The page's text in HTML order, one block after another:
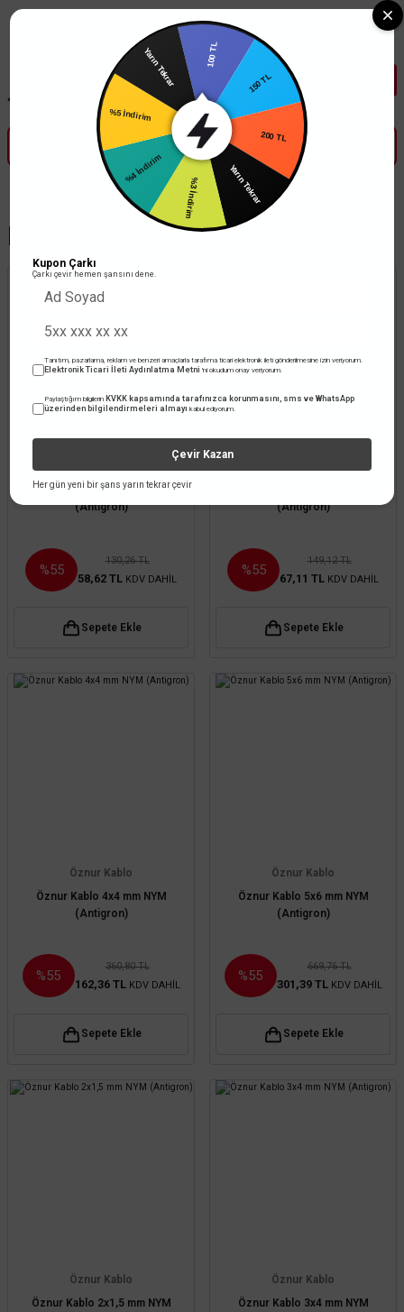
Tüm Banka Kartlarına Vade Farksız 3-5 Taksit Fırsatı Mailorder ile
Enerji Kablosu
Öznur Kablo 2x2,5 mm NYM
(Antigron)
%55
130,26 TL
58,62 TL KDV DAHİL
Sepete Ekle
(Antigron)
%55
149,12 TL
67,11 TL KDV DAHİL
Sepete Ekle
Öznur Kablo
Öznur Kablo 4x4 mm NYM
(Antigron)
%55
360,80 TL
162,36 TL KDV DAHİL
Sepete Ekle
Öznur Kablo
Öznur Kablo 5x6 mm NYM
(Antigron)
%55
669,76 TL
301,39 TL KDV DAHİL
Sepete Ekle
Öznur Kablo
Öznur Kablo 2x1,5 mm NYM
Öznur Kablo
Öznur Kablo 3x4 mm NYM
100 TL
150 TL
200 TL
Yarın Tekrar
%3 İndirim
%4 İndirim
%5 İndirim
Yarın Tekrar
Kupon Çarkı
Çarkı çevir hemen şansını dene.
Tanıtım, pazarlama, reklam ve benzeri amaçlarla tarafıma ticari elektronik ileti gönderilmesine izin veriyorum.
Elektronik Ticari İleti Aydınlatma Metni 'ni okudum onay veriyorum.
Paylaştığım bilgilerin KVKK kapsamında tarafınızca korunmasını, sms ve WhatsApp
üzerinden bilgilendirmeleri almayı kabul ediyorum.
Çevir Kazan
Her gün yeni bir şans yarın tekrar çevir